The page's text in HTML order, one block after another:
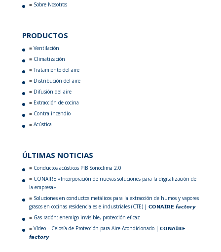
Sobre Nosotros
PRODUCTOS
Ventilación
Climatización
Tratamiento del aire
Distribución del aire
Difusión del aire
Extracción de cocina
Contra incendio
Acústica
ÚLTIMAS NOTICIAS
Conductos acústicos PIB Sonoclima 2.0
CONAIRE «Incorporación de nuevas soluciones para la digitalización de
la empresa»
Soluciones en conductos metálicos para la extracción de humos y vapores
grasos en cocinas residenciales e industriales (CTE) | 𝗖𝗢𝗡𝗔𝗜𝗥𝗘 𝙛𝙖𝙘𝙩𝙤𝙧𝙮
Gas radón: enemigo invisible, protección eficaz
Vídeo – Celosía de Protección para Aire Acondicionado | 𝗖𝗢𝗡𝗔𝗜𝗥𝗘
𝙛𝙖𝙘𝙩𝙤𝙧𝙮